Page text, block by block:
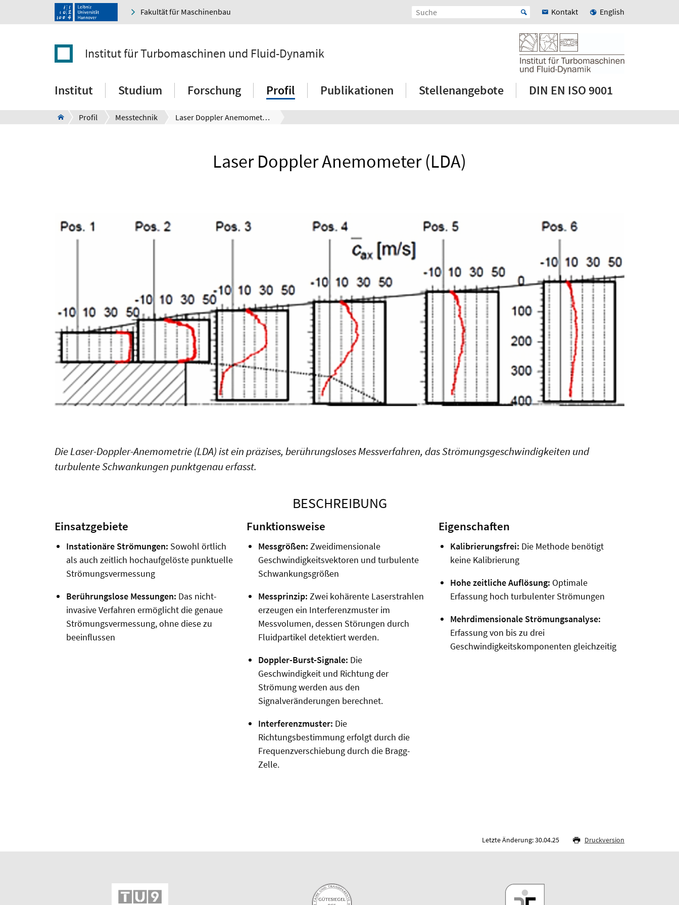
Fakultät für Maschinenbau Kontakt English
Institut für Turbomaschinen und Fluid-Dynamik
Institut Studium Forschung Profil Publikationen Stellenangebote DIN EN ISO 9001
Profil Messtechnik Laser Doppler Anemometer (LDA)
Laser Doppler Anemometer (LDA)
Die Laser-Doppler-Anemometrie (LDA) ist ein präzises, berührungsloses Messverfahren, das Strömungsgeschwindigkeiten und
turbulente Schwankungen punktgenau erfasst.
BESCHREIBUNG
Einsatzgebiete
Instationäre Strömungen: Sowohl örtlich
als auch zeitlich hochaufgelöste punktuelle
Strömungsvermessung
Berührungslose Messungen: Das nicht-
invasive Verfahren ermöglicht die genaue
Strömungsvermessung, ohne diese zu
beeinflussen
Funktionsweise
Messgrößen: Zweidimensionale
Geschwindigkeitsvektoren und turbulente
Schwankungsgrößen
Messprinzip: Zwei kohärente Laserstrahlen
erzeugen ein Interferenzmuster im
Messvolumen, dessen Störungen durch
Fluidpartikel detektiert werden.
Doppler-Burst-Signale: Die
Geschwindigkeit und Richtung der
Strömung werden aus den
Signalveränderungen berechnet.
Interferenzmuster: Die
Richtungsbestimmung erfolgt durch die
Frequenzverschiebung durch die Bragg-
Zelle.
Eigenschaften
Kalibrierungsfrei: Die Methode benötigt
keine Kalibrierung
Hohe zeitliche Auflösung: Optimale
Erfassung hoch turbulenter Strömungen
Mehrdimensionale Strömungsanalyse:
Erfassung von bis zu drei
Geschwindigkeitskomponenten gleichzeitig
Letzte Änderung: 30.04.25 Druckversion